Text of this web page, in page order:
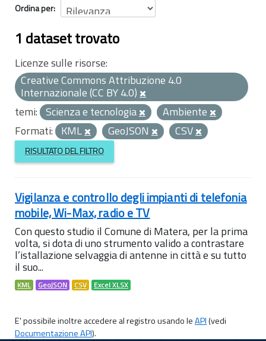
Ordina per
1 dataset trovato
Licenze sulle risorse:
Creative Commons Attribuzione 4.0
Internazionale (CC BY 4.0)
temi: Scienza e tecnologia
Ambiente
Formati: KML GeoJSON CSV
RISULTATO DEL FILTRO
Vigilanza e controllo degli impianti di telefonia
mobile, Wi-Max, radio e TV
Con questo studio il Comune di Matera, per la prima
volta, si dota di uno strumento valido a contrastare
l’istallazione selvaggia di antenne in città e su tutto
il suo...
KML GeoJSON CSV Excel XLSX
E' possibile inoltre accedere al registro usando leAPI(vedi
Documentazione API).